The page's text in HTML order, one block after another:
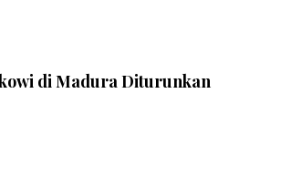
di Madura Diturunkan